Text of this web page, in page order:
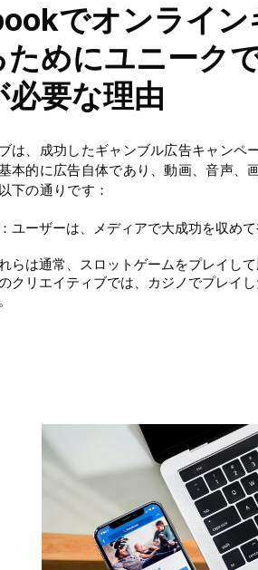
でオンライ
ためにユニーク
必要な理由
は、成功したギャンブル広告キャンペ
本的に広告自体であり、動画、音声、
下の通りです：
ユーザーは、メディアで大成功を収め
らは通常、スロットゲームをプレイして
クリエイティブでは、カジノでプレイ